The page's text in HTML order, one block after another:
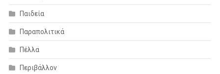
Παιδεία
Παραπολιτικά
Πέλλα
Περιβάλλον